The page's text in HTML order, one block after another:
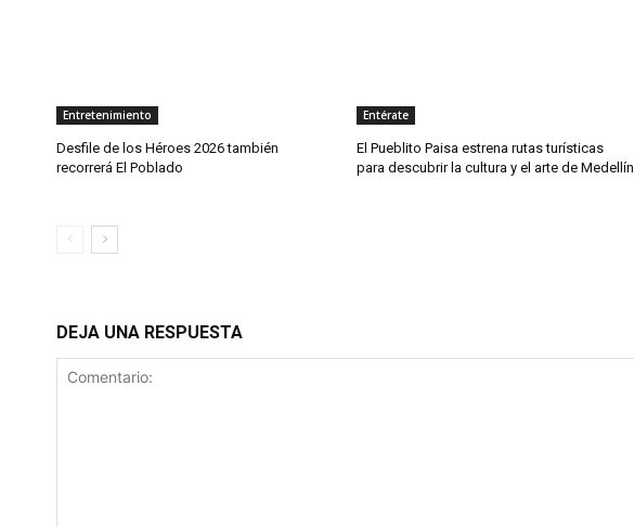
Entretenimiento
Desfile de los Héroes 2026 también
recorrerá El Poblado
Entérate
El Pueblito Paisa estrena rutas turísticas
para descubrir la cultura y el arte de Medellín
DEJA UNA RESPUESTA